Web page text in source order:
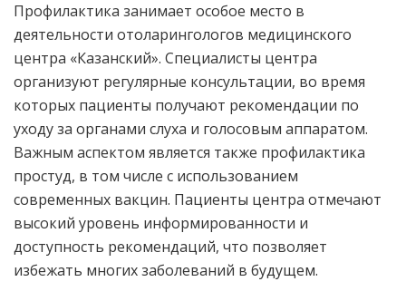
Профилактика занимает особое место в
деятельности отоларингологов медицинского
центра «Казанский». Специалисты центра
организуют регулярные консультации, во время
которых пациенты получают рекомендации по
уходу за органами слуха и голосовым аппаратом.
Важным аспектом является также профилактика
простуд, в том числе с использованием
современных вакцин. Пациенты центра отмечают
высокий уровень информированности и
доступность рекомендаций, что позволяет
избежать многих заболеваний в будущем.